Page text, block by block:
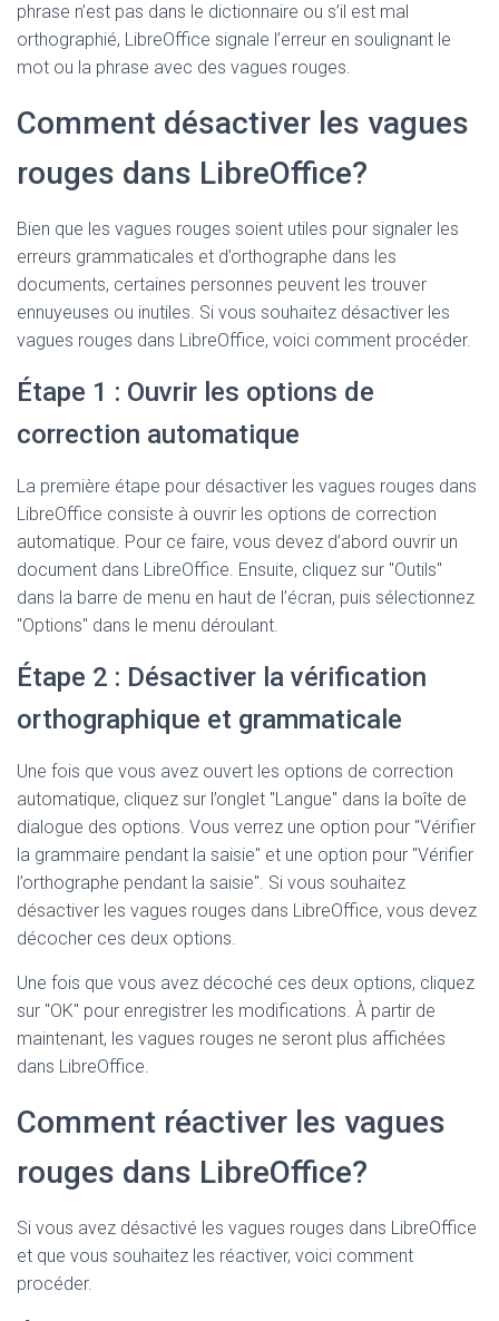
phrase n’est pas dans le dictionnaire ou s’il est mal
orthographié, LibreOffice signale l’erreur en soulignant le
mot ou la phrase avec des vagues rouges.
Comment désactiver les vagues
rouges dans LibreOffice?
Bien que les vagues rouges soient utiles pour signaler les
erreurs grammaticales et d’orthographe dans les
documents, certaines personnes peuvent les trouver
ennuyeuses ou inutiles. Si vous souhaitez désactiver les
vagues rouges dans LibreOffice, voici comment procéder.
Étape 1 : Ouvrir les options de
correction automatique
La première étape pour désactiver les vagues rouges dans
LibreOffice consiste à ouvrir les options de correction
automatique. Pour ce faire, vous devez d’abord ouvrir un
document dans LibreOffice. Ensuite, cliquez sur "Outils"
dans la barre de menu en haut de l’écran, puis sélectionnez
"Options" dans le menu déroulant.
Étape 2 : Désactiver la vérification
orthographique et grammaticale
Une fois que vous avez ouvert les options de correction
automatique, cliquez sur l’onglet "Langue" dans la boîte de
dialogue des options. Vous verrez une option pour "Vérifier
la grammaire pendant la saisie" et une option pour "Vérifier
l’orthographe pendant la saisie". Si vous souhaitez
désactiver les vagues rouges dans LibreOffice, vous devez
décocher ces deux options.
Une fois que vous avez décoché ces deux options, cliquez
sur "OK" pour enregistrer les modifications. À partir de
maintenant, les vagues rouges ne seront plus affichées
dans LibreOffice.
Comment réactiver les vagues
rouges dans LibreOffice?
Si vous avez désactivé les vagues rouges dans LibreOffice
et que vous souhaitez les réactiver, voici comment
procéder.